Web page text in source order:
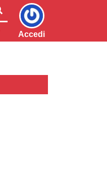
Accedi